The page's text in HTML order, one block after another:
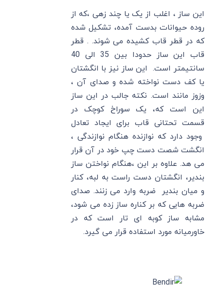
این ساز ، اغلب از یک یا چند زهی ،که از
روده حیوانات بدست آمده، تشکیل شده
که در قطر قاب کشیده می شوند. . قطر
قاب این ساز حدودا بین 35 الی 40
سانتیمتر است. این ساز نیز با انگشتان
یا کف دست نواخته شده و صدای آن ،
وزوز مانند است. نکته جالب در این ساز
این است که، یک سوراخ کوچک در
قسمت تحتانی قاب برای ایجاد تعادل
وجود دارد که نوازنده هنگام نوازندگی ،
انگشت شصت دست چپ خود در آن قرار
می هد. علاوه بر این ،هنگام نواختن ساز
بندیر، انگشتان دست راست به لبه، کنار
و میان بندیر ضربه وارد می زنند. صدای
ضربه هایی که بر کناره ساز زده می شود،
مشابه ساز کوبه ای تار است که در
خاورمیانه مورد استفاده قرار می گیرد.